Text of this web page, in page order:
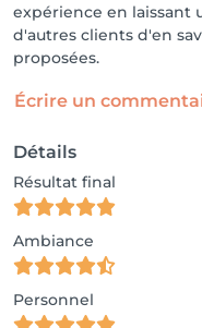
expérience en laissant
d'autres clients d'en
proposées.
Écrire un
Détails
Résultat final
Ambiance
Personnel